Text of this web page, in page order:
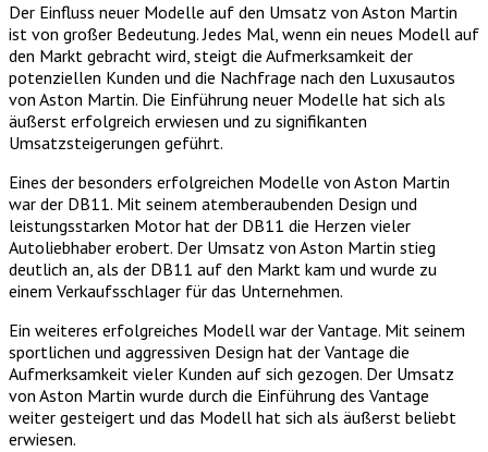
Der Einfluss neuer Modelle auf den Umsatz von Aston Martin
ist von großer Bedeutung. Jedes Mal, wenn ein neues Modell auf
den Markt gebracht wird, steigt die Aufmerksamkeit der
potenziellen Kunden und die Nachfrage nach den Luxusautos
von Aston Martin. Die Einführung neuer Modelle hat sich als
äußerst erfolgreich erwiesen und zu signifikanten
Umsatzsteigerungen geführt.
Eines der besonders erfolgreichen Modelle von Aston Martin
war der DB11. Mit seinem atemberaubenden Design und
leistungsstarken Motor hat der DB11 die Herzen vieler
Autoliebhaber erobert. Der Umsatz von Aston Martin stieg
deutlich an, als der DB11 auf den Markt kam und wurde zu
einem Verkaufsschlager für das Unternehmen.
Ein weiteres erfolgreiches Modell war der Vantage. Mit seinem
sportlichen und aggressiven Design hat der Vantage die
Aufmerksamkeit vieler Kunden auf sich gezogen. Der Umsatz
von Aston Martin wurde durch die Einführung des Vantage
weiter gesteigert und das Modell hat sich als äußerst beliebt
erwiesen.